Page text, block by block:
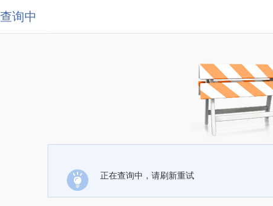
询中
正在查询中，请刷新重试